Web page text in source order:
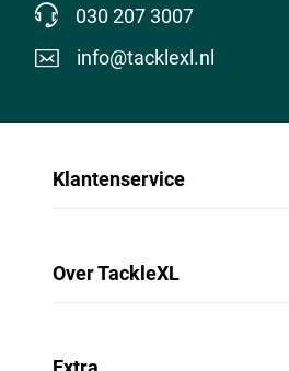
030 207 3007
info@tacklexl.nl
Klantenservice
Over TackleXL